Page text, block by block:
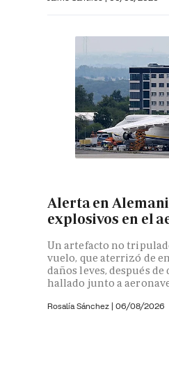
Alerta en
explosivos en el
Un artefacto no
vuelo, que aterrizó de
daños leves, después
hallado junto a
Rosalía Sánchez | 06/08/2026